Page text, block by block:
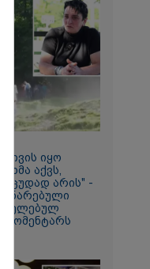
იყო
ხმა აქვს,
ცუდად არის" -
კომენტარს